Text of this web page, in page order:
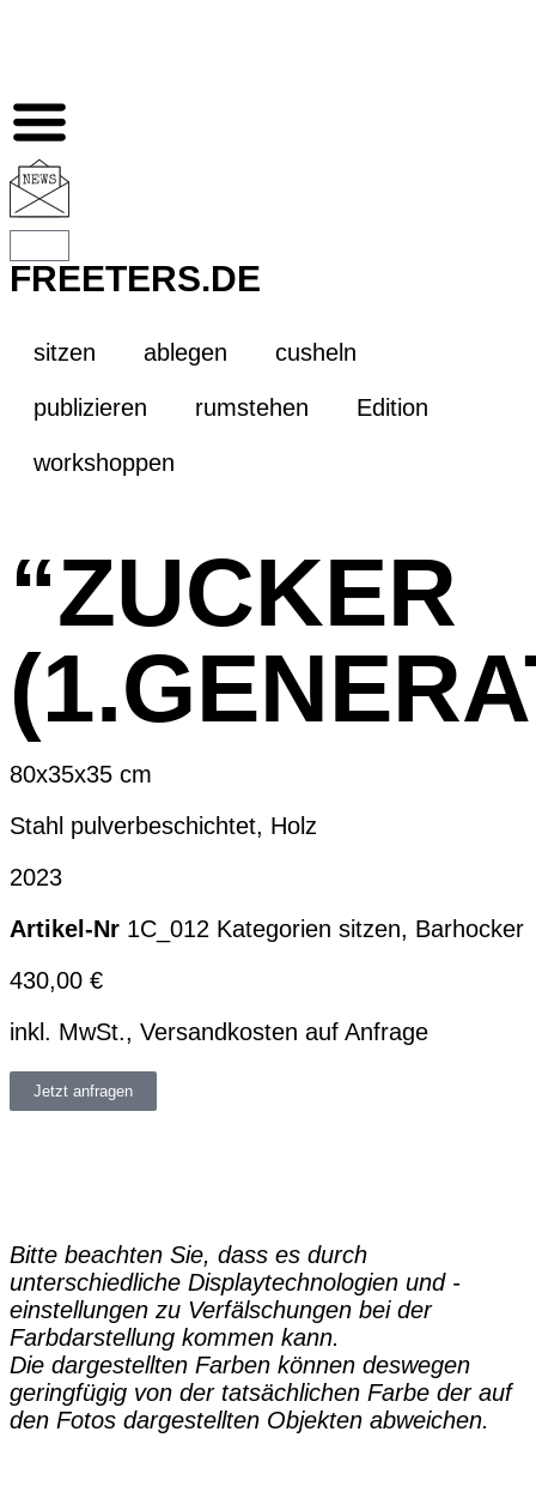
FREETERS.DE
sitzen ablegen cusheln
publizieren rumstehen Edition
workshoppen
“ZUCKER
80x35x35 cm
Stahl pulverbeschichtet, Holz
2023
1C_012 Kategorien sitzen, Barhocker
430,00 €
inkl. MwSt., Versandkosten auf Anfrage
Jetzt anfragen
Bitte beachten Sie, dass es durch
unterschiedliche Displaytechnologien und -
einstellungen zu Verfälschungen bei der
Farbdarstellung kommen kann.
Die dargestellten Farben können deswegen
geringfügig von der tatsächlichen Farbe der auf
den Fotos dargestellten Objekten abweichen.